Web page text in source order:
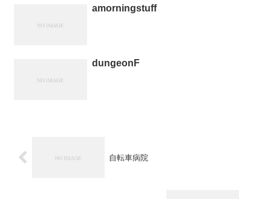
amorningstuff
dungeonF
自転車病院